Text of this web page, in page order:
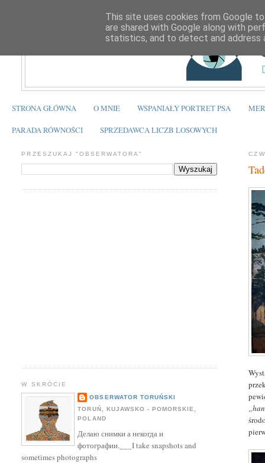
STRONA GŁÓWNA O MNIE WSPANIAŁY PORTRET PSA
PARADA RÓWNOŚCI SPRZEDAWCA LICZB LOSOWYCH
PRZESZUKAJ "OBSERWATORA"
W SKRÓCIE
OBSERWATOR TORUŃSKI
TORUŃ, KUJAWSKO - POMORSKIE,
POLAND
Делаю снимки а некогда и
фотографии.___I take snapshots and
sometimes photographs
This site uses cookies from Google
are shared with Google along with
statistics, and to detect and address